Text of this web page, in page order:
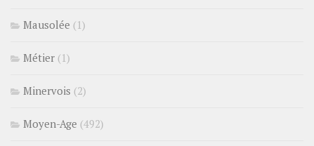
Mausolée (1)
Métier (1)
Minervois (2)
Moyen-Age (492)